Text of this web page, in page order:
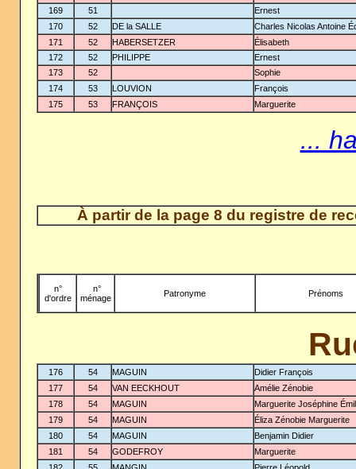
169 51
Ernest
170
52 DE la SALLE
Charles Nicolas Antoine
171
52 HABERSETZER
Élisabeth
172
52 PHILIPPE
Ernest
173
52
Sophie
174
53 LOUVION
François
175
53 FRANÇOIS Marguerite
...
À partir de la page 8 du registre de
n°
d'ordre
-n°
ménage
Patronyme Prénoms
176 54 MAGUIN
Didier François
177
54 VAN EECKHOUT
Amélie Zénobie
178
54 MAGUIN
Marguerite Joséphine
179
54 MAGUIN
Éliza Zénobie Marguerite
180
54 MAGUIN
Benjamin Didier
181
54 GODEFROY
Marguerite